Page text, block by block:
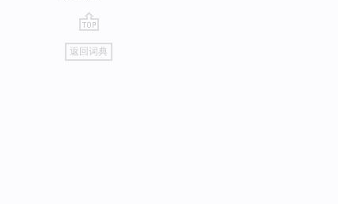
go
top
返回词典